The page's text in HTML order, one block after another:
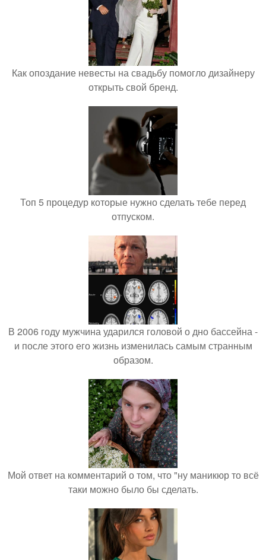
Как опоздание невесты на свадьбу помогло дизайнеру
открыть свой бренд.
Топ 5 процедур которые нужно сделать тебе перед
отпуском.
В 2006 году мужчина ударился головой о дно бассейна -
и после этого его жизнь изменилась самым странным
образом.
Мой ответ на комментарий о том, что "ну маникюр то всё
таки можно было бы сделать.